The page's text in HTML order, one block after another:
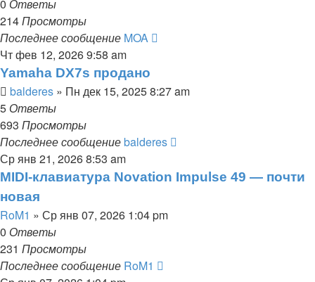
0 Ответы
214Просмотры
Последнее сообщение MOA
Чт фев 12, 2026 9:58 am
Yamaha DX7s продано
balderes » Пн дек 15, 2025 8:27 am
5 Ответы
693 Просмотры
Последнее сообщениеbalderes
Ср янв 21, 2026 8:53 am
MIDI-клавиатура Novation Impulse 49 — почти
новая
RoM1 » Ср янв 07, 2026 1:04 pm
0 Ответы
231 Просмотры
Последнее сообщение RoM1